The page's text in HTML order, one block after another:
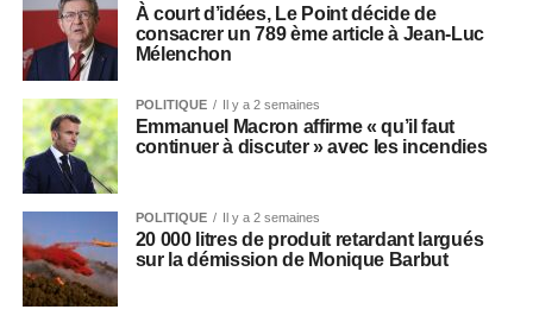
À court d’idées, Le Point décide de
consacrer un 789 ème article à Jean-Luc
Mélenchon
POLITIQUE Il y a 2 semaines
Emmanuel Macron affirme « qu’il faut
continuer à discuter » avec les incendies
POLITIQUE Il y a 2 semaines
20 000 litres de produit retardant largués
sur la démission de Monique Barbut